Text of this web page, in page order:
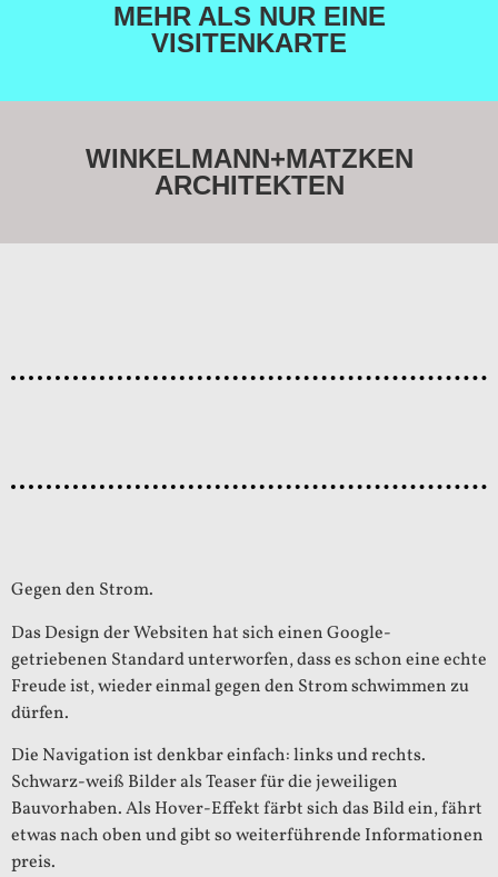
MEHR ALS NUR EINE
VISITENKARTE
WINKELMANN+MATZKEN
ARCHITEKTEN
Gegen den Strom.
Das Design der Websiten hat sich einen Google-
getriebenen Standard unterworfen, dass es schon eine echte
Freude ist, wieder einmal gegen den Strom schwimmen zu
dürfen.
Die Navigation ist denkbar einfach: links und rechts.
Schwarz-weiß Bilder als Teaser für die jeweiligen
Bauvorhaben. Als Hover-Effekt färbt sich das Bild ein, fährt
etwas nach oben und gibt so weiterführende Informationen
preis.